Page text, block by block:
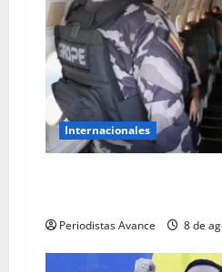
Internacionales
Periodistas Avance 8 de